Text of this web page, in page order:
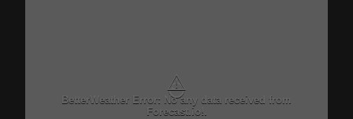
⚠
BetterWeather Error: No any data received from
Forecast.io!.